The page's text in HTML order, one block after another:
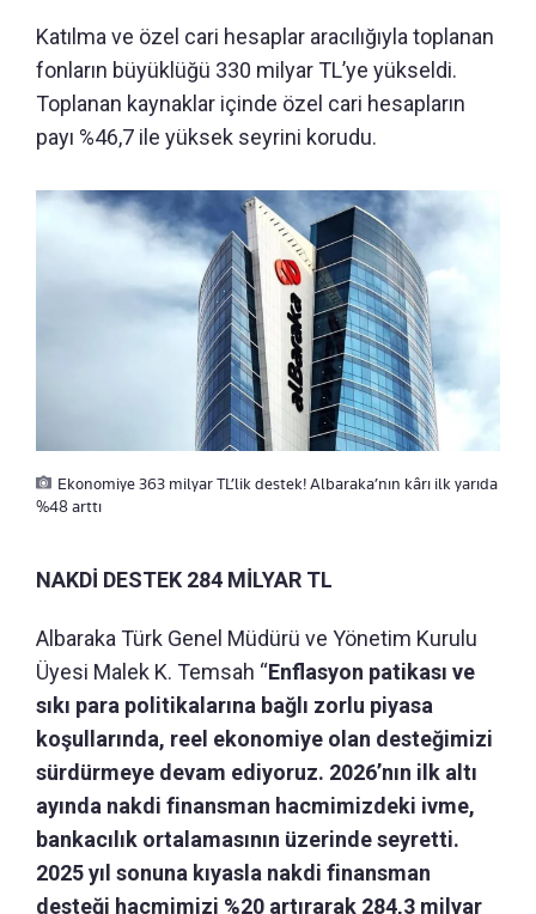
Katılma ve özel cari hesaplar aracılığıyla toplanan
fonların büyüklüğü 330 milyar TL’ye yükseldi.
Toplanan kaynaklar içinde özel cari hesapların
payı %46,7 ile yüksek seyrini korudu.
Ekonomiye 363 milyar TL’lik destek! Albaraka’nın kârı ilk yarıda
%48 arttı
NAKDİ DESTEK 284 MİLYAR TL
Albaraka Türk Genel Müdürü ve Yönetim Kurulu
Üyesi Malek K. Temsah “Enflasyon patikası ve
sıkı para politikalarına bağlı zorlu piyasa
koşullarında, reel ekonomiye olan desteğimizi
sürdürmeye devam ediyoruz. 2026’nın ilk altı
ayında nakdi finansman hacmimizdeki ivme,
bankacılık ortalamasının üzerinde seyretti.
2025 yıl sonuna kıyasla nakdi finansman
desteği hacmimizi %20 artırarak 284,3 milyar